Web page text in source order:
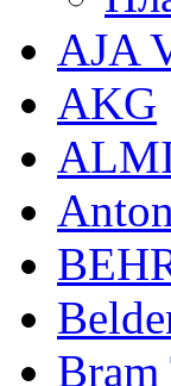
AJA
AKG
Bram